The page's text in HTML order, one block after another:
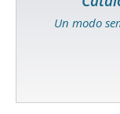
Un modo